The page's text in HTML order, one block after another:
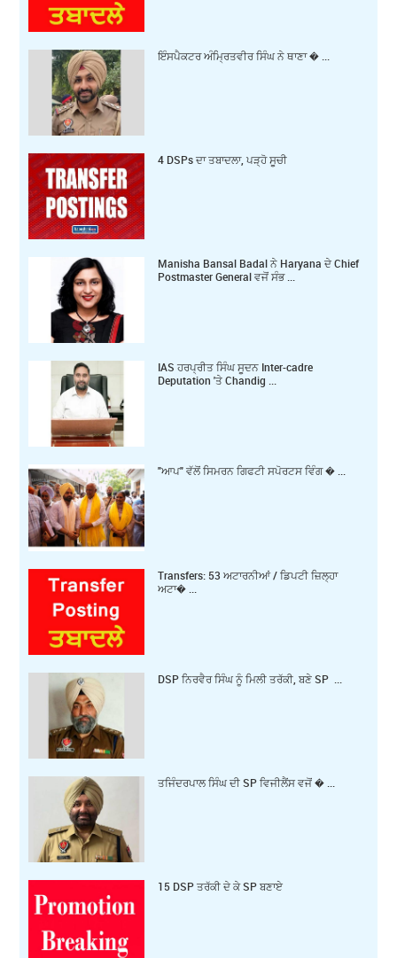
ਇੰਸਪੈਕਟਰ ਅੰਮ੍ਰਿਤਵੀਰ ਸਿੰਘ ਨੇ ਥਾਣਾ � ...
4 DSPs ਦਾ ਤਬਾਦਲਾ, ਪੜ੍ਹੋ ਸੂਚੀ
Manisha Bansal Badal ਨੇ Haryana ਦੇ Chief
Postmaster General ਵਜੋਂ ਸੰਭ ...
IAS ਹਰਪ੍ਰੀਤ ਸਿੰਘ ਸੂਦਨ Inter-cadre
Deputation 'ਤੇ Chandig ...
"ਆਪ" ਵੱਲੋਂ ਸਿਮਰਨ ਗਿਫਟੀ ਸਪੋਰਟਸ ਵਿੰਗ � ...
Transfers: 53 ਅਟਾਰਨੀਆਂ / ਡਿਪਟੀ ਜ਼ਿਲ੍ਹਾ
ਅਟਾ� ...
DSP ਨਿਰਵੈਰ ਸਿੰਘ ਨੂੰ ਮਿਲੀ ਤਰੱਕੀ, ਬਣੇ SP ...
ਤਜਿੰਦਰਪਾਲ ਸਿੰਘ ਦੀ SP ਵਿਜੀਲੈਂਸ ਵਜੋਂ � ...
15 DSP ਤਰੱਕੀ ਦੇ ਕੇ SP ਬਣਾਏ